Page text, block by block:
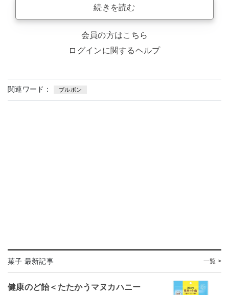
続きを読む
会員の方はこちら
ログインに関するヘルプ
関連ワード： ブルボン
菓子 最新記事 一覧 >
健康のど飴＜たたかうマヌカハニー